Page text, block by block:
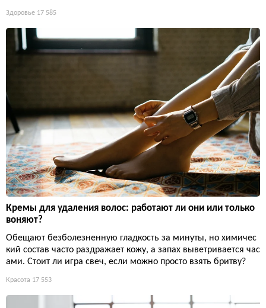
Здоровье 17 585
Кремы для удаления волос: работают ли они или только
воняют?
Обещают безболезненную гладкость за минуты, но химичес
кий состав часто раздражает кожу, а запах выветривается час
ами. Стоит ли игра свеч, если можно просто взять бритву?
Красота 17 553